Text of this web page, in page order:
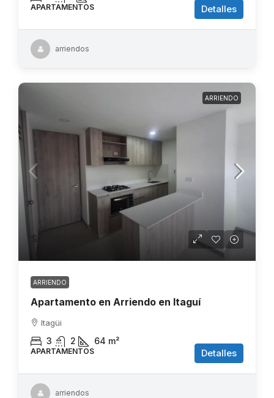
APARTAMENTOS Detalles
arriendos
ARRIENDO
$3.200.000
ARRIENDO
Apartamento en Arriendo en Itaguí
Itagüi
3 2 64 m²
APARTAMENTOS Detalles
arriendos